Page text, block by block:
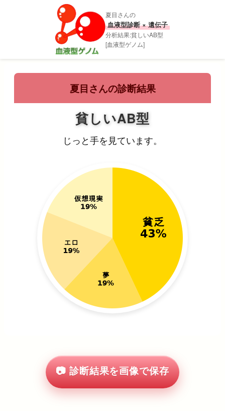
夏目さんの
血液型診断 × 遺伝子
分析結果:貧しいAB型
[血液型ゲノム]
夏目さんの診断結果
貧しいAB型
じっと手を見ています。
📷 診断結果を画像で保存